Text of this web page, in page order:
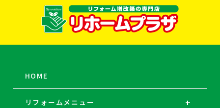
HOME
リフォームメニュー